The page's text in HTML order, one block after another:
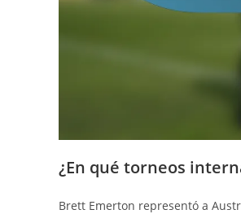
¿En qué torneos
Brett Emerton representó a